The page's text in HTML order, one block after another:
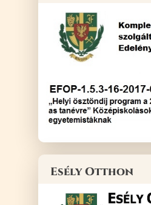
Esély Otthon